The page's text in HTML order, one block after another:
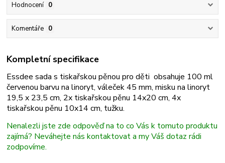
Hodnocení 0
Komentáře 0
Kompletní specifikace
Essdee sada s tiskařskou pěnou pro děti obsahuje 100 ml
červenou barvu na linoryt, váleček 45 mm, misku na linoryt
19,5 x 23,5 cm, 2x tiskařskou pěnu 14x20 cm, 4x
tiskařskou pěnu 10x14 cm, tužku.
Nenalezli jste zde odpověď na to co Vás k tomuto produktu
zajímá? Neváhejte nás kontaktovat a my Váš dotaz rádi
zodpovíme.